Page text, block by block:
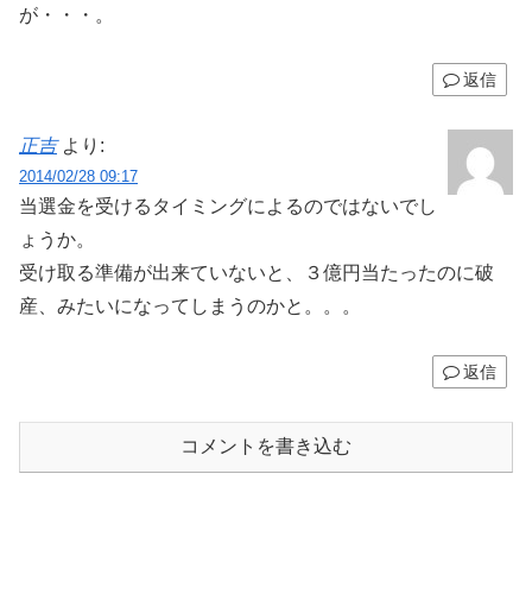
が・・・。
返信
正吉 より:
2014/02/28 09:17
当選金を受けるタイミングによるのではないでし
ょうか。
受け取る準備が出来ていないと、３億円当たったのに破
産、みたいになってしまうのかと。。。
返信
コメントを書き込む